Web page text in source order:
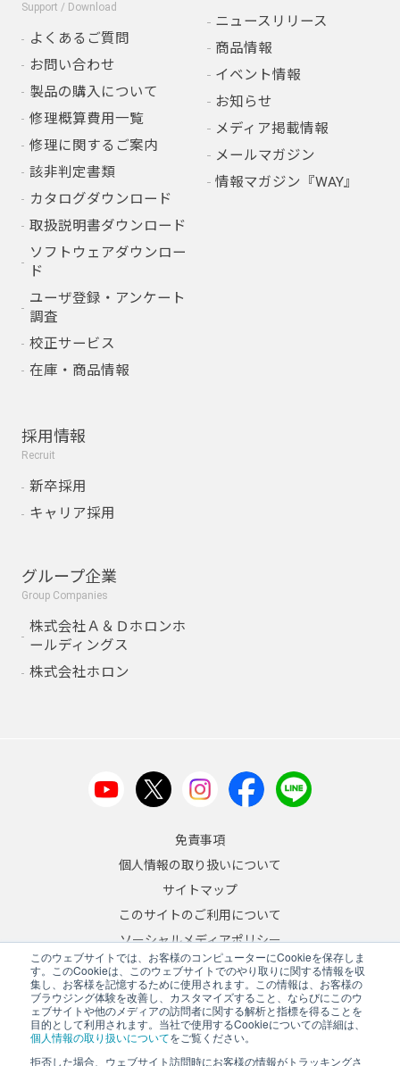
このウェブサイトでは、お客様のコンピューターにCookieを保存しま
す。このCookieは、このウェブサイトでのやり取りに関する情報を収
集し、お客様を記憶するために使用されます。この情報は、お客様の
ブラウジング体験を改善し、カスタマイズすること、ならびにこのウ
ェブサイトや他のメディアの訪問者に関する解析と指標を得ることを
目的として利用されます。当社で使用するCookieについての詳細は、
個人情報の取り扱いについてをご覧ください。
拒否した場合、ウェブサイト訪問時にお客様の情報がトラッキングさ
Support / Download
よくあるご質問
お問い合わせ
製品の購入について
修理概算費用一覧
修理に関するご案内
該非判定書類
カタログダウンロード
取扱説明書ダウンロード
ソフトウェアダウンロー
ド
ユーザ登録・アンケート
調査
校正サービス
在庫・商品情報
ニュースリリース
商品情報
イベント情報
お知らせ
メディア掲載情報
メールマガジン
情報マガジン『WAY』
採用情報
Recruit
新卒採用
キャリア採用
グループ企業
Group Companies
株式会社Ａ＆Ｄホロンホ
ールディングス
株式会社ホロン
免責事項
個人情報の取り扱いについて
サイトマップ
このサイトのご利用について
ソーシャルメディアポリシー
反社会的勢力への対応について
JA/EN
Copyright © 2026 A&D Company, Limited